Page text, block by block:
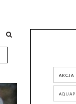
AKCJA